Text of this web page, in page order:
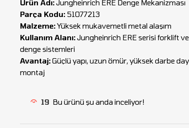
Ürün Adı:Jungheinrich ERE Denge Mekanizması
Parça Kodu: 51077213
Malzeme:Yüksek mukavemetli metal alaşım
Kullanım Alanı:Jungheinrich ERE serisi forklift
denge sistemleri
Avantaj:Güçlü yapı, uzun ömür, yüksek darbe
montaj
19 Bu ürünü şu anda inceliyor!